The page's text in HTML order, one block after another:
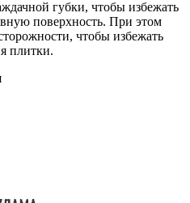
губки, чтобы избежать
поверхность. При этом
чтобы избежать
плитки.